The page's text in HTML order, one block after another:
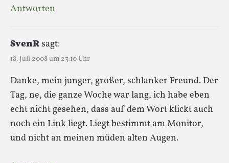
Antworten
SvenRsagt:
18. Juli 2008 um 23:10 Uhr
Danke, mein junger, großer, schlanker Freund. Der
Tag, ne, die ganze Woche war lang, ich habe eben
echt nicht gesehen, dass auf dem Wort klickt auch
noch ein Link liegt. Liegt bestimmt am Monitor,
und nicht an meinen müden alten Augen.